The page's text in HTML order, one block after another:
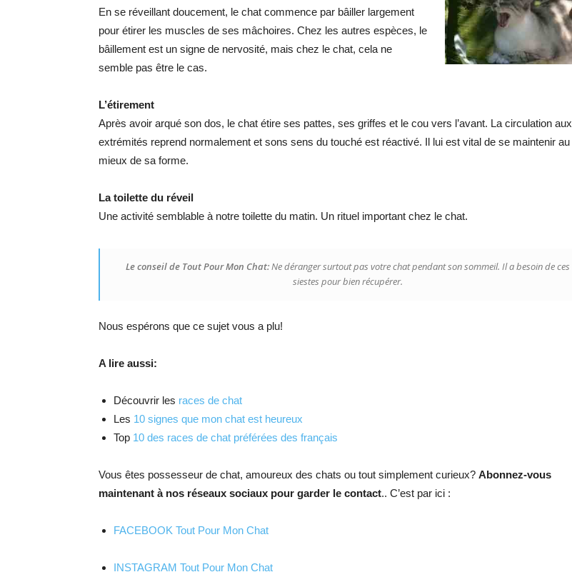
En se réveillant doucement, le chat commence par bâiller largement
pour étirer les muscles de ses mâchoires. Chez les autres espèces, le
bâillement est un signe de nervosité, mais chez le chat, cela ne
semble pas être le cas.
L’étirement
Après avoir arqué son dos, le chat étire ses pattes, ses griffes et le cou vers l’avant. La circulation aux
extrémités reprend normalement et sons sens du touché est réactivé. Il lui est vital de se maintenir au
mieux de sa forme.
La toilette du réveil
Une activité semblable à notre toilette du matin. Un rituel important chez le chat.
Le conseil de Tout Pour Mon Chat:Ne déranger surtout pas votre chat pendant son sommeil. Il a besoin de ces
siestes pour bien récupérer.
Nous espérons que ce sujet vous a plu!
A lire aussi:
Découvrir les races de chat
Les 10 signes que mon chat est heureux
Top 10 des races de chat préférées des français
Vous êtes possesseur de chat, amoureux des chats ou tout simplement curieux? Abonnez-vous
maintenant à nos réseaux sociaux pour garder le contact.. C’est par ici :
FACEBOOK Tout Pour Mon Chat
INSTAGRAM Tout Pour Mon Chat